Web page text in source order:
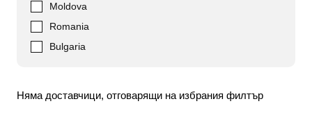
Moldova
Romania
Bulgaria
Няма доставчици, отговарящи на избрания филтър